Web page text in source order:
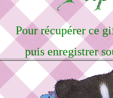
Pour récupérer ce
puis enregistrer